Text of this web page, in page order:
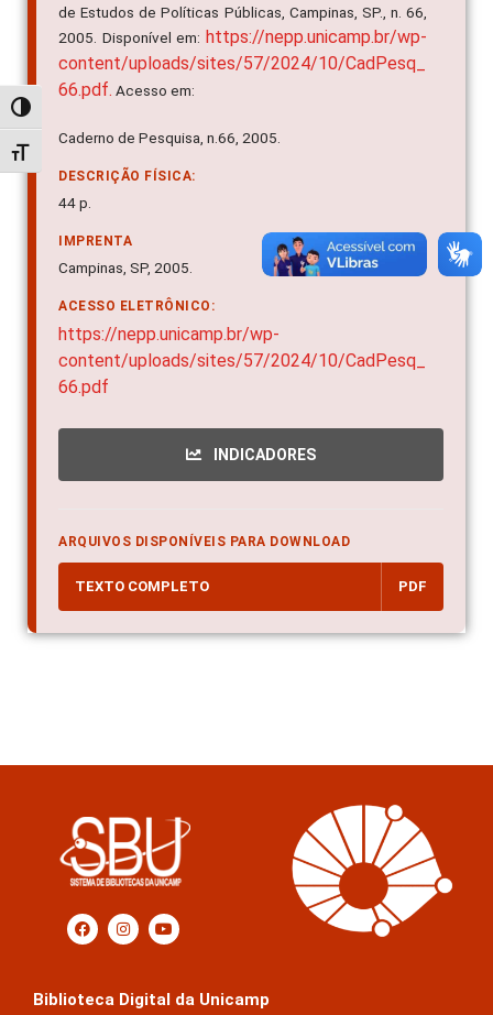
Alternar alto contraste
Alternar tamanho da fonte
de Estudos de Políticas Públicas, Campinas, SP., n. 66,
2005. Disponível em: https://nepp.unicamp.br/wp-
content/uploads/sites/57/2024/10/CadPesq_
66.pdf. Acesso em:
Caderno de Pesquisa, n.66, 2005.
DESCRIÇÃO FÍSICA:
44 p.
IMPRENTA
Campinas, SP, 2005.
ACESSO ELETRÔNICO:
https://nepp.unicamp.br/wp-
content/uploads/sites/57/2024/10/CadPesq_
66.pdf
INDICADORES
ARQUIVOS DISPONÍVEIS PARA DOWNLOAD
TEXTO COMPLETO PDF
Biblioteca Digital da Unicamp